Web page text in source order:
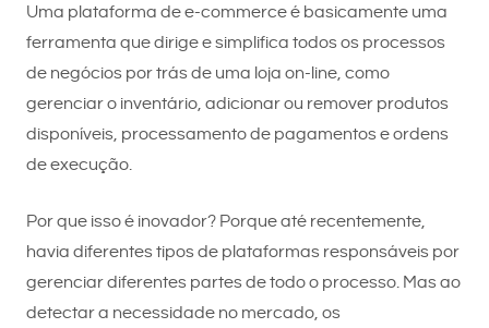
Uma plataforma de e-commerce é basicamente uma
ferramenta que dirige e simplifica todos os processos
de negócios por trás de uma loja on-line, como
gerenciar o inventário, adicionar ou remover produtos
disponíveis, processamento de pagamentos e ordens
de execução.
Por que isso é inovador? Porque até recentemente,
havia diferentes tipos de plataformas responsáveis ​​por
gerenciar diferentes partes de todo o processo. Mas ao
detectar a necessidade no mercado, os